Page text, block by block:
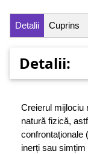
Detalii Cuprins
Detalii:
Creierul mijlociu
natură fizică,
confrontaționale
inerți sau